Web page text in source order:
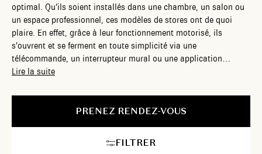
optimal. Qu’ils soient installés dans une chambre, un salon ou
un espace professionnel, ces modèles de stores ont de quoi
plaire. En effet, grâce à leur fonctionnement motorisé, ils
s’ouvrent et se ferment en toute simplicité via une
télécommande, un interrupteur mural ou une application
domotique. Chez Heytens, nous vous proposons une large
à toutes les dimensions. Nos experts vous accompagnent à
chaque étape du processus, depuis le choix du modèle idéal
Lire la suite
PRENEZ RENDEZ-VOUS
FILTRER